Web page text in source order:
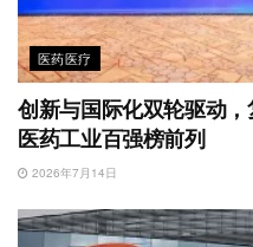
医药医疗
创新与国际化双轮驱动
医药工业百强榜前列
2026年7月14日